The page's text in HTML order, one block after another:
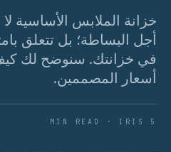
خزانة الملابس الأساسية
أجل البساطة؛ بل تتعلق
في خزانتك. سنوضح لك
أسعار المصممين.
5 MIN READ · IRIS